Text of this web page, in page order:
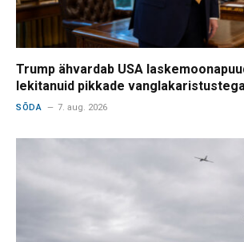
Trump ähvardab USA
lekitanuid pikkade
SÕDA 7. aug. 2026